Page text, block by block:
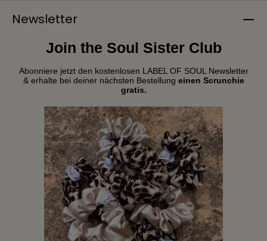
Newsletter
Join the Soul Sister Club
Abonniere jetzt den kostenlosen LABEL OF SOUL Newsletter
& erhalte bei deiner nächsten Bestellung einen Scrunchie
gratis.